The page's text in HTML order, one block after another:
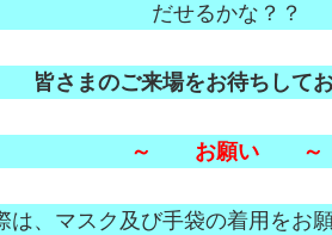
だせるかな？？
皆さまのご来場をお待ちして
～ お願い ～
は、マスク及び手袋の着用をお